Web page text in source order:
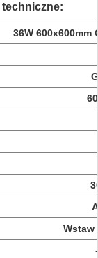
techniczne:
36W 600x600mm
Wstaw